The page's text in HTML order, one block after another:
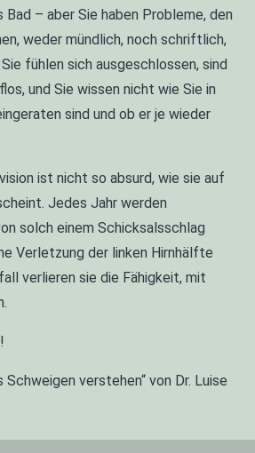
Bad – aber Sie haben Probleme, den
weder mündlich, noch schriftlich,
fühlen sich ausgeschlossen, sind
und Sie wissen nicht wie Sie in
sind und ob er je wieder
ist nicht so absurd, wie sie auf
Jedes Jahr werden
solch einem Schicksalsschlag
Verletzung der linken Hirnhälfte
verlieren sie die Fähigkeit, mit
Schweigen verstehen“ von Dr. Luise